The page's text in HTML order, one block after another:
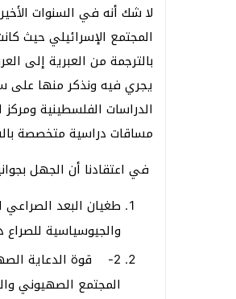
المجتمع الإسرائيلي حيث
بالترجمة من العبرية إلى
يجري فيه ونذكر منها على
الدراسات الفلسطينية
مساقات دراسية متخصصة
في اعتقادنا أن الجهل
طغيان البعد
والجيوسياسية
2- قوة الدعاية
المجتمع الصهيوني